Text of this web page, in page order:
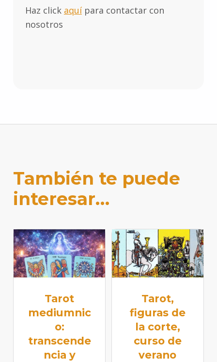
Haz click aquípara contactar con
nosotros
También te puede
interesar…
Tarot
mediumnic
o:
transcende
ncia y
Tarot,
figuras de
la corte,
curso de
verano